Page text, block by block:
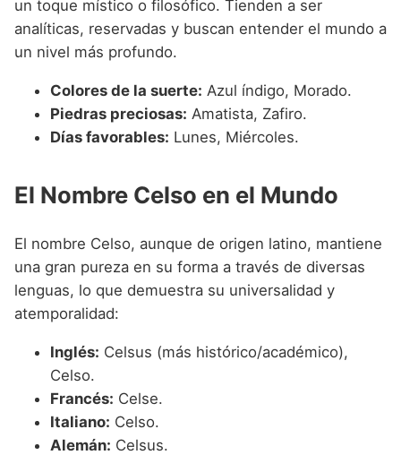
un toque místico o filosófico. Tienden a ser
analíticas, reservadas y buscan entender el mundo a
un nivel más profundo.
Colores de la suerte: Azul índigo, Morado.
Piedras preciosas: Amatista, Zafiro.
Días favorables: Lunes, Miércoles.
El Nombre Celso en el Mundo
El nombre Celso, aunque de origen latino, mantiene
una gran pureza en su forma a través de diversas
lenguas, lo que demuestra su universalidad y
atemporalidad:
Inglés: Celsus (más histórico/académico),
Celso.
Francés: Celse.
Italiano: Celso.
Alemán: Celsus.